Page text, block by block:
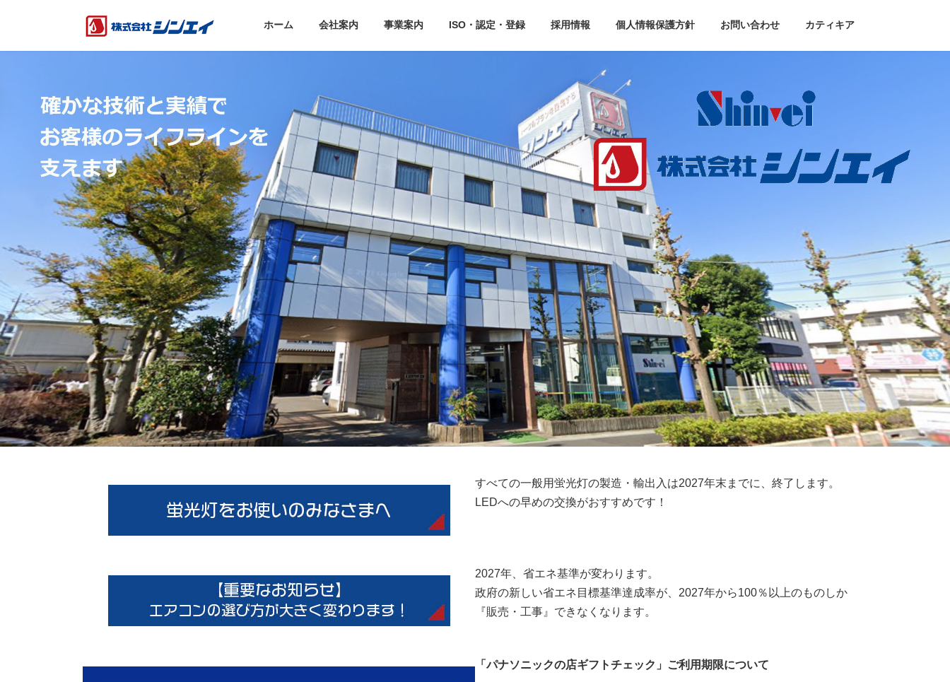
ン
ー
ホーム 会社案内 事業案内 ISO・認定・登録 採用情報 個人情報保護方針 お問い合わせ カティキア
すべての一般用蛍光灯の製造・輸出入は2027年末までに、終了します。
LEDへの早めの交換がおすすめです！
2027年、省エネ基準が変わります。
政府の新しい省エネ目標基準達成率が、2027年から100％以上のものしか
『販売・工事』できなくなります。
「パナソニックの店ギフトチェック」ご利用期限について